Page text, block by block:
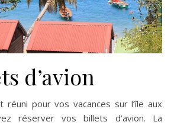
d’avion
réuni pour vos vacances sur l’île aux
réserver vos billets d’avion. La